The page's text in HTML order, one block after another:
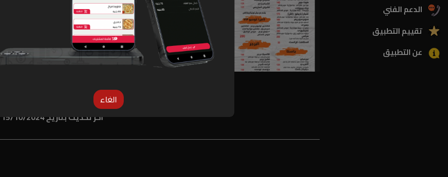
الدعم الفني
تقييم التطبيق
عن التطبيق
لو المنيو غلط دوس هنا عشان نعرف
اخر تحديث بتاريخ 15/10/2024
الغاء